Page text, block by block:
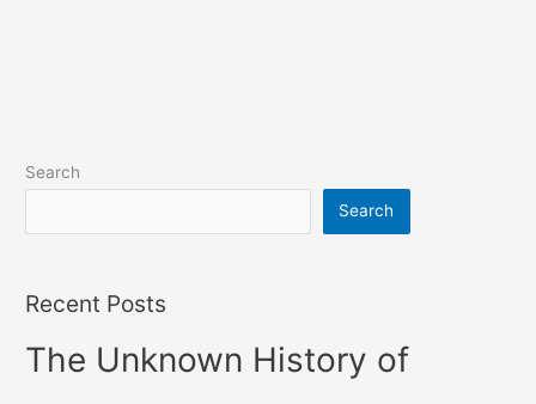
Search
Search
Recent Posts
The Unknown History of